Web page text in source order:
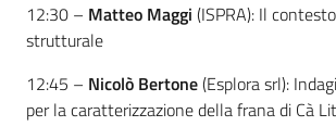
12:30 – Matteo Maggi (ISPRA): Il
strutturale
12:45 – Nicolò Bertone(Esplora srl):
per la caratterizzazione della frana di Cà